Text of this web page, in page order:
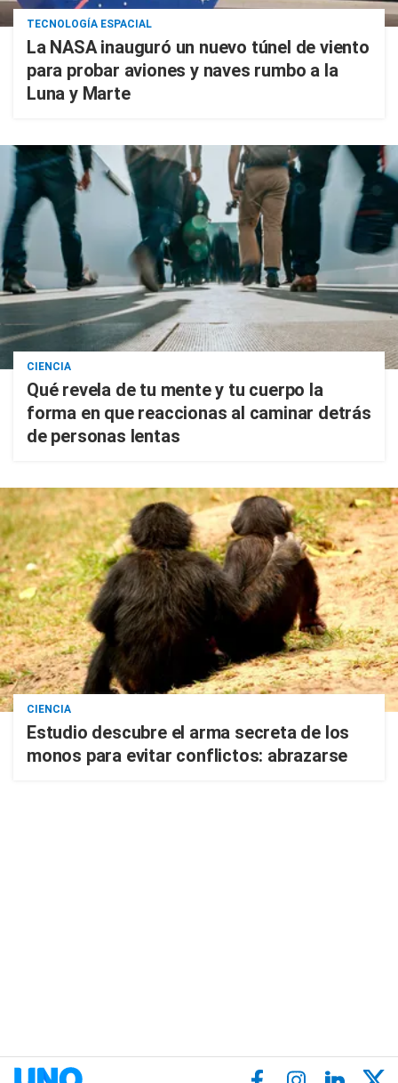
TECNOLOGÍA ESPACIAL
La NASA inauguró un nuevo túnel de viento
para probar aviones y naves rumbo a la
Luna y Marte
CIENCIA
Qué revela de tu mente y tu cuerpo la
forma en que reaccionas al caminar detrás
de personas lentas
CIENCIA
Estudio descubre el arma secreta de los
monos para evitar conflictos: abrazarse